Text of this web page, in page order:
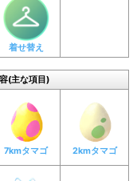
」ジムトレーナー
ョウト地方のお祝
着せ替え
(主な項目)
7kmタマゴ 2kmタマゴ